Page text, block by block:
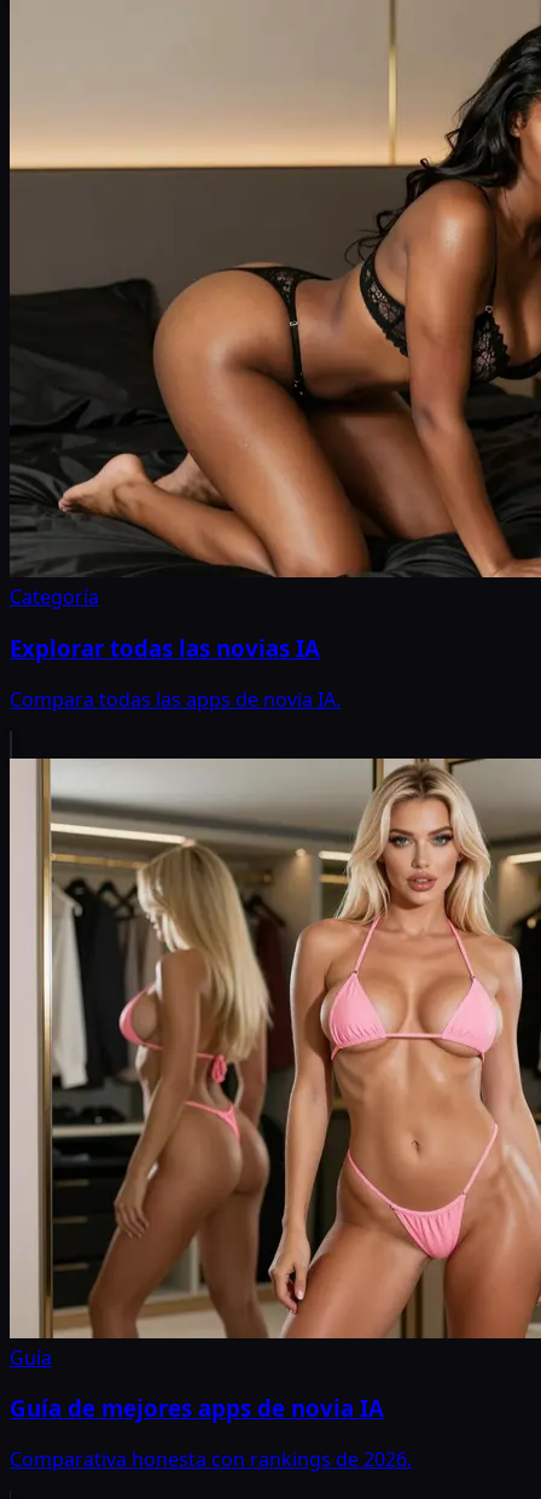
Categoría
Explorar todas las novias IA
Compara todas las apps de novia IA.
Guía
Guía de mejores apps de novia IA
Comparativa honesta con rankings de 2026.